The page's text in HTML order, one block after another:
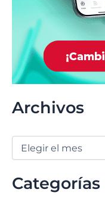
Archivos
Categorías